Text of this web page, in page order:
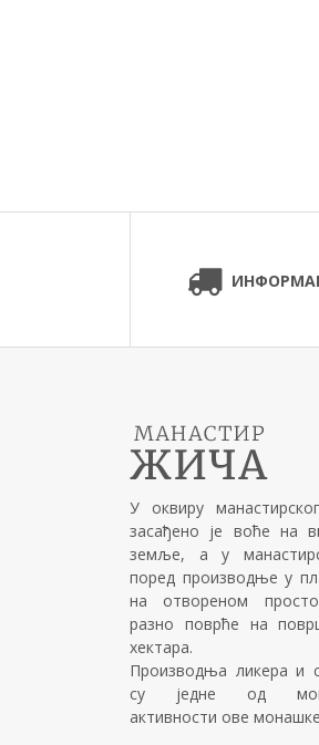
У оквиру
засађено је воће на
земље, а у
поред производње у
на отвореном
разно поврће на
хектара.
Производња ликера и
су једне од
активности ове